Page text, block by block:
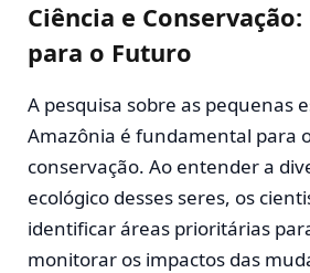
Ciência e
para o Futuro
A pesquisa sobre as pequenas
Amazônia é fundamental para
conservação. Ao entender a
ecológico desses seres, os
identificar áreas prioritárias
monitorar os impactos das